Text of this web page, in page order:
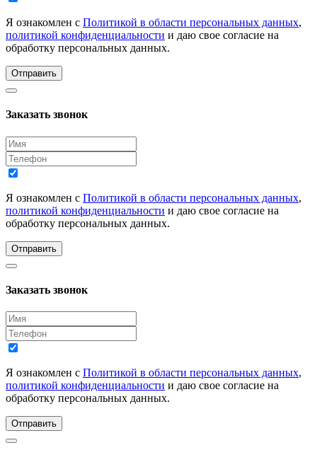
Я ознакомлен с Политикой в области персональных данных,
политикой конфиденциальности и даю свое согласие на
обработку персональных данных.
Отправить
Заказать звонок
Я ознакомлен с Политикой в области персональных данных,
политикой конфиденциальности и даю свое согласие на
обработку персональных данных.
Отправить
Заказать звонок
Я ознакомлен с Политикой в области персональных данных,
политикой конфиденциальности и даю свое согласие на
обработку персональных данных.
Отправить